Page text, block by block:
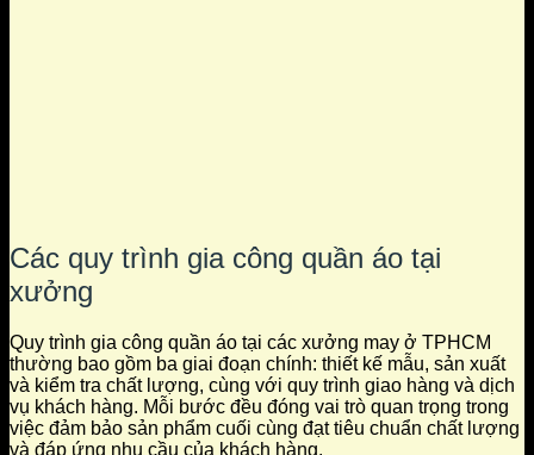
Các quy trình gia công quần áo tại
xưởng
Quy trình gia công quần áo tại các xưởng may ở TPHCM
thường bao gồm ba giai đoạn chính: thiết kế mẫu, sản xuất
và kiểm tra chất lượng, cùng với quy trình giao hàng và dịch
vụ khách hàng. Mỗi bước đều đóng vai trò quan trọng trong
việc đảm bảo sản phẩm cuối cùng đạt tiêu chuẩn chất lượng
và đáp ứng nhu cầu của khách hàng.